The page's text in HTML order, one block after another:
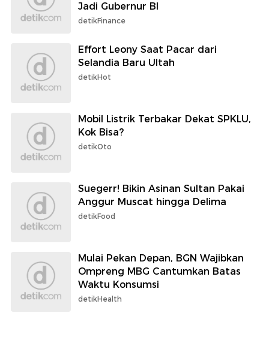
Jadi Gubernur BI
detikFinance
Effort Leony Saat Pacar dari
Selandia Baru Ultah
detikHot
Mobil Listrik Terbakar Dekat SPKLU,
Kok Bisa?
detikOto
Suegerr! Bikin Asinan Sultan Pakai
Anggur Muscat hingga Delima
detikFood
Mulai Pekan Depan, BGN Wajibkan
Ompreng MBG Cantumkan Batas
Waktu Konsumsi
detikHealth